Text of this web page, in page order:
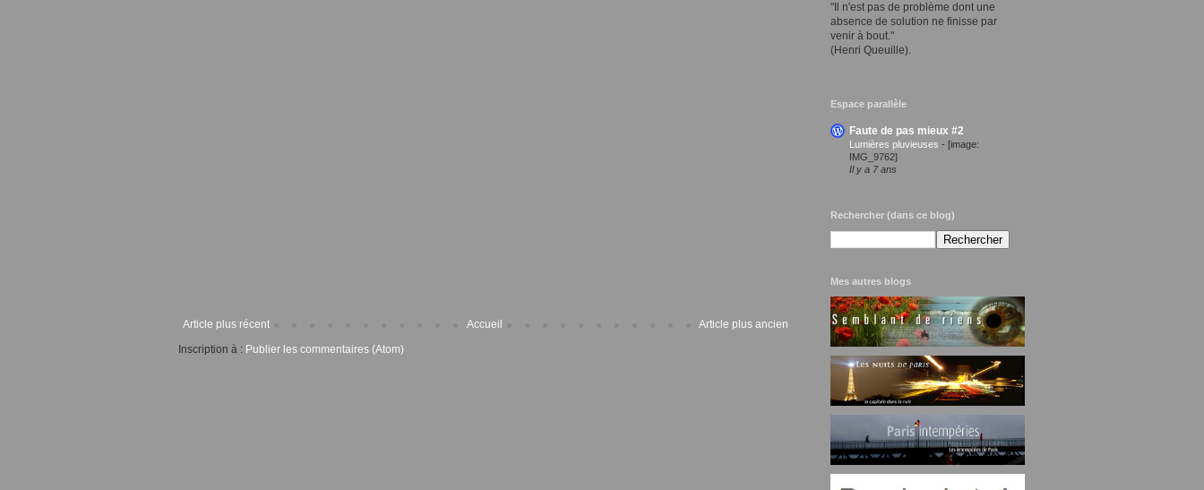
Article plus récent Article plus ancien
Accueil
Inscription à : Publier les commentaires (Atom)
"Il n'est pas de problème dont une
absence de solution ne finisse par
venir à bout."
(Henri Queuille).
Espace parallèle
Faute de pas mieux #2
Lumières pluvieuses - [image:
IMG_9762]
Il y a 7 ans
Rechercher (dans ce blog)
Mes autres blogs